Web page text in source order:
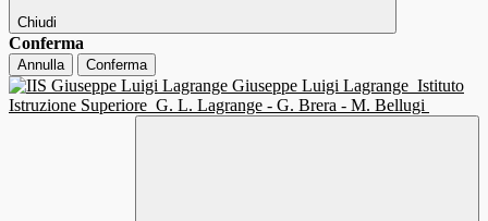
Chiudi
Conferma
Annulla Conferma
Giuseppe Luigi Lagrange Istituto
Istruzione Superiore G. L. Lagrange - G. Brera - M. Bellugi